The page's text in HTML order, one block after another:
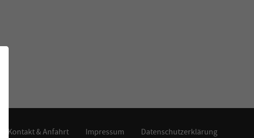
Kontakt & Anfahrt Impressum Datenschutzerklärung